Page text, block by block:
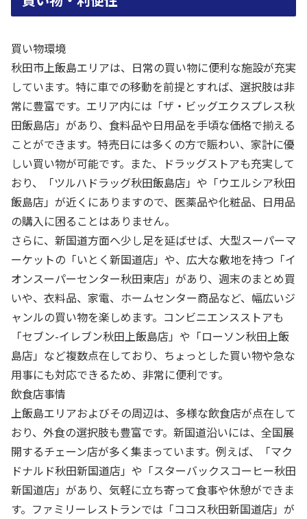
買い物環境
秋田市上飯島エリアは、日常の買い物に便利な施設が充実
しています。特に車での移動を前提とすれば、選択肢は非
常に豊富です。エリア内には「ザ・ビッグエクスプレス秋
田飯島店」があり、食料品や日用品を手頃な価格で揃える
ことができます。特売日には多くの方で賑わい、家計に優
しい買い物が可能です。また、ドラッグストアも充実して
おり、「ツルハドラッグ秋田飯島店」や「ウエルシア秋田
飯島店」が近くにありますので、医薬品や化粧品、日用品
の購入に困ることはありません。
さらに、新国道方面へ少し足を延ばせば、大型スーパーマ
ーケットの「いとく新国道店」や、広大な敷地を持つ「イ
オンスーパーセンター秋田東店」があり、週末のまとめ買
いや、衣料品、家電、ホームセンター商品など、幅広いジ
ャンルの買い物を楽しめます。コンビニエンスストアも
「セブン-イレブン秋田上飯島店」や「ローソン秋田上飯
島店」など複数点在しており、ちょっとした買い物や急な
用事にも対応できるため、非常に便利です。
飲食店事情
上飯島エリアおよびその周辺は、多様な飲食店が点在して
おり、外食の選択肢も豊富です。新国道沿いには、全国展
開するチェーン店が多く集まっています。例えば、「マク
ドナルド秋田新国道店」や「スターバックスコーヒー秋田
新国道店」があり、気軽に立ち寄って食事や休憩ができま
す。ファミリーレストランでは「ココス秋田新国道店」が